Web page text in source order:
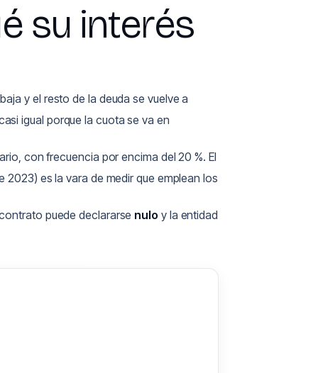
su interés
y el resto de la deuda se vuelve a
igual porque la cuota se va en
con frecuencia por encima del 20 %. El
es la vara de medir que emplean los
puede declararse nulo y la entidad